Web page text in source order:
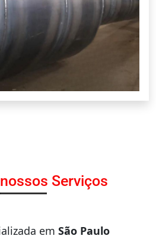
Serviços
em São Paulo